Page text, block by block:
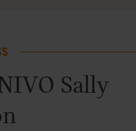
Sally